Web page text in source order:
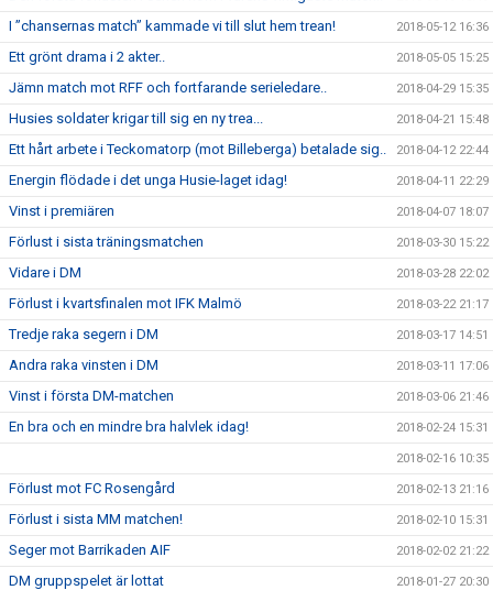
I ”chansernas match” kammade vi till slut hem trean! 2018-05-12 16:36
Ett grönt drama i 2 akter.. 2018-05-05 15:25
Jämn match mot RFF och fortfarande serieledare.. 2018-04-29 15:35
Husies soldater krigar till sig en ny trea... 2018-04-21 15:48
Ett hårt arbete i Teckomatorp (mot Billeberga) betalade sig.. 2018-04-12 22:44
Energin flödade i det unga Husie-laget idag! 2018-04-11 22:29
Vinst i premiären 2018-04-07 18:07
Förlust i sista träningsmatchen 2018-03-30 15:22
Vidare i DM 2018-03-28 22:02
Förlust i kvartsfinalen mot IFK Malmö 2018-03-22 21:17
Tredje raka segern i DM 2018-03-17 14:51
Andra raka vinsten i DM 2018-03-11 17:06
Vinst i första DM-matchen 2018-03-06 21:46
En bra och en mindre bra halvlek idag! 2018-02-24 15:31
2018-02-16 10:35
Förlust mot FC Rosengård 2018-02-13 21:16
Förlust i sista MM matchen! 2018-02-10 15:31
Seger mot Barrikaden AIF 2018-02-02 21:22
DM gruppspelet är lottat 2018-01-27 20:30